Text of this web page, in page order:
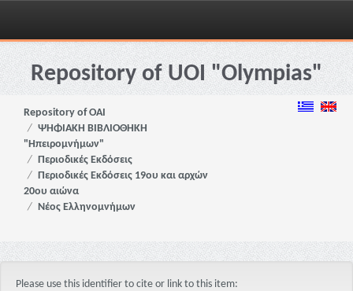
Skip
navigationRepository of UOI "Olympias"
Repository of OAI
ΨΗΦΙΑΚΗ ΒΙΒΛΙΟΘΗΚΗ
"Ηπειρομνήμων"
Περιοδικές Εκδόσεις
Περιοδικές Εκδόσεις 19ου και αρχών
20ου αιώνα
Νέος Ελληνομνήμων
Please use this identifier to cite or link to this item: